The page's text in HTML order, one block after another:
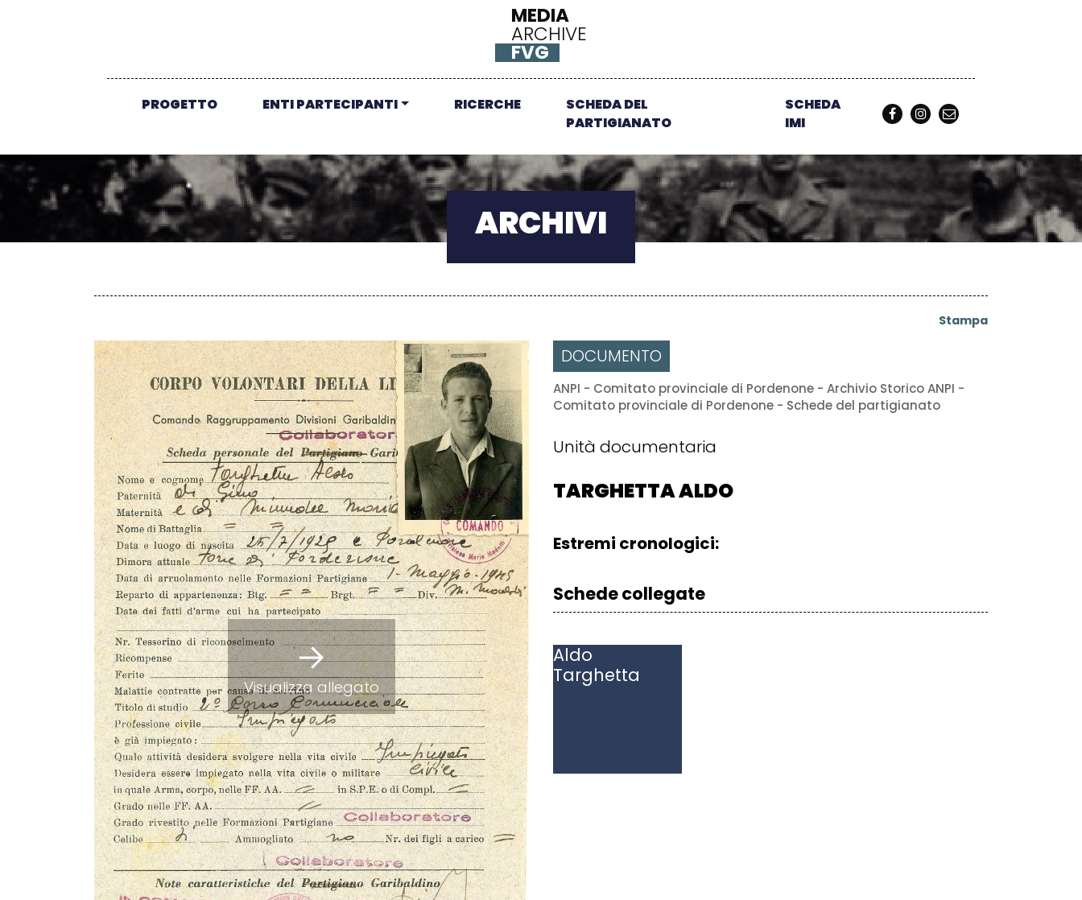
MEDIA
ARCHIVE
FVG
PROGETTO ENTI PARTECIPANTI RICERCHE
SCHEDA DEL
PARTIGIANATO
SCHEDA
IMI
ARCHIVI
Stampa
Visualizza allegato
DOCUMENTO
ANPI - Comitato provinciale di Pordenone - Archivio Storico ANPI -
Comitato provinciale di Pordenone - Schede del partigianato
Unità documentaria
TARGHETTA ALDO
Estremi cronologici:
Schede collegate
Aldo
Targhetta